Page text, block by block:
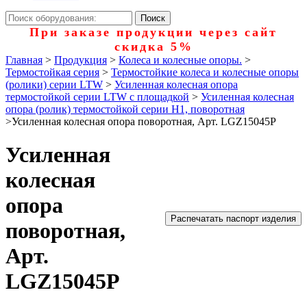
При заказе продукции через сайт
скидка 5%
Главная > Продукция > Колеса и колесные опоры. >
Термостойкая серия > Термостойкие колеса и колесные опоры
(ролики) серии LTW > Усиленная колесная опора
термостойкой серии LTW с площадкой > Усиленная колесная
опора (ролик) термостойкой серии Н1, поворотная
>Усиленная колесная опора поворотная, Арт. LGZ15045P
Усиленная
колесная
опора
поворотная,
Арт.
LGZ15045P
Распечатать паспорт изделия